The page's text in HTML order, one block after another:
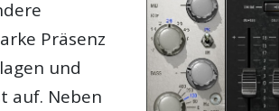
Präsenz
und
auf. Neben